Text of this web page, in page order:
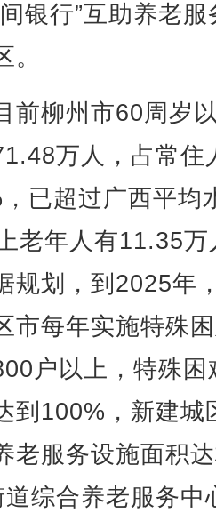
银行”互助养老服
柳州市60周岁
万人，占常住
已超过广西平均
老年人有11.35万
规划，到2025年
市每年实施特殊
户以上，特殊困
到100%，新建城
老服务设施面积
综合养老服务中